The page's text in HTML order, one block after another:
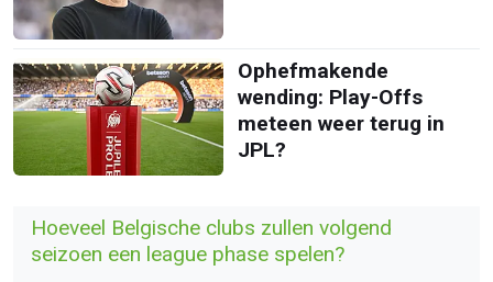
Ophefmakende
wending: Play-Offs
meteen weer terug in
JPL?
Hoeveel Belgische clubs zullen volgend
seizoen een league phase spelen?